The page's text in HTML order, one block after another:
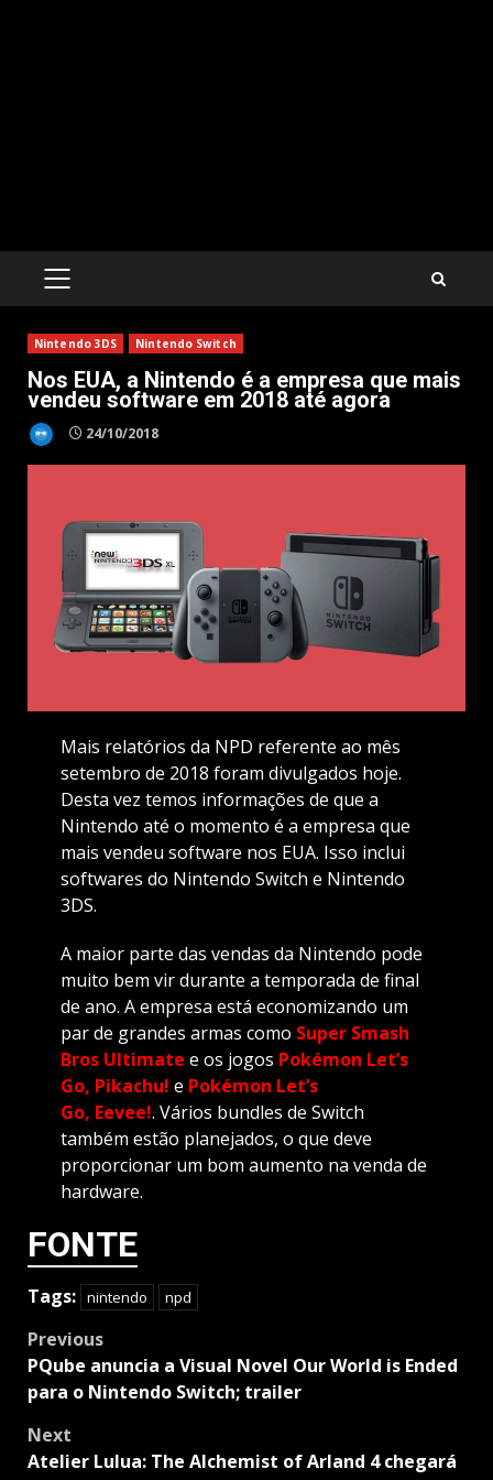
PRIMARY
Nintendo 3DS Nintendo Switch
Nos EUA, a Nintendo é a empresa que mais
vendeu software em 2018 até agora
24/10/2018
Mais relatórios da NPD referente ao mês
setembro de 2018 foram divulgados hoje.
Desta vez temos informações de que a
Nintendo até o momento é a empresa que
mais vendeu software nos EUA. Isso inclui
softwares do Nintendo Switch e Nintendo
3DS.
A maior parte das vendas da Nintendo pode
muito bem vir durante a temporada de final
de ano. A empresa está economizando um
par de grandes armas como Super Smash
Bros Ultimate e os jogos Pokémon Let’s
Go, Pikachu! e Pokémon Let’s
Go, Eevee!. Vários bundles de Switch
também estão planejados, o que deve
proporcionar um bom aumento na venda de
hardware.
FONTE
Tags: nintendo npd
Post
navigation
Previous
PQube anuncia a Visual Novel Our World is Ended
para o Nintendo Switch; trailer
Next
Atelier Lulua: The Alchemist of Arland 4 chegará